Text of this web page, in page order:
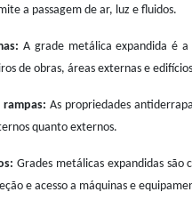
a passagem de ar, luz e fluidos.
A grade metálica expandida é a
de obras, áreas externas e
rampas:As propriedades
quanto externos.
Grades metálicas expandidas
e acesso a máquinas e